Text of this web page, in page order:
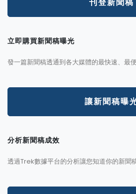
立即購買新聞稿曝光
發一篇新聞稿透通到各大媒體的最快速、最
讓新聞稿曝
分析新聞稿成效
透過Trek數據平台的分析讓您知道你的新聞